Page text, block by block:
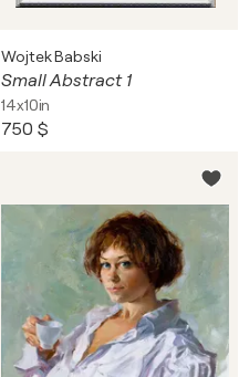
Wojtek Babski
Small Abstract 1
14x10in
750 $